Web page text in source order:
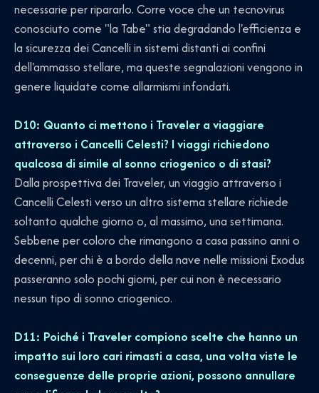
necessarie per ripararlo. Corre voce che un tecnovirus
conosciuto come "la Tabe" stia degradando l'efficienza e
la sicurezza dei Cancelli in sistemi distanti ai confini
dell'ammasso stellare, ma queste segnalazioni vengono in
genere liquidate come allarmismi infondati.
D10: Quanto ci mettono i Traveler a viaggiare
attraverso i Cancelli Celesti? I viaggi richiedono
qualcosa di simile al sonno criogenico o di stasi?
Dalla prospettiva dei Traveler, un viaggio attraverso i
Cancelli Celesti verso un altro sistema stellare richiede
soltanto qualche giorno o, al massimo, una settimana.
Sebbene per coloro che rimangono a casa passino anni o
decenni, per chi è a bordo della nave nelle missioni Exodus
passeranno solo pochi giorni, per cui non è necessario
nessun tipo di sonno criogenico.
D11: Poiché i Traveler compiono scelte che hanno un
impatto sui loro cari rimasti a casa, una volta viste le
conseguenze delle proprie azioni, possono annullare